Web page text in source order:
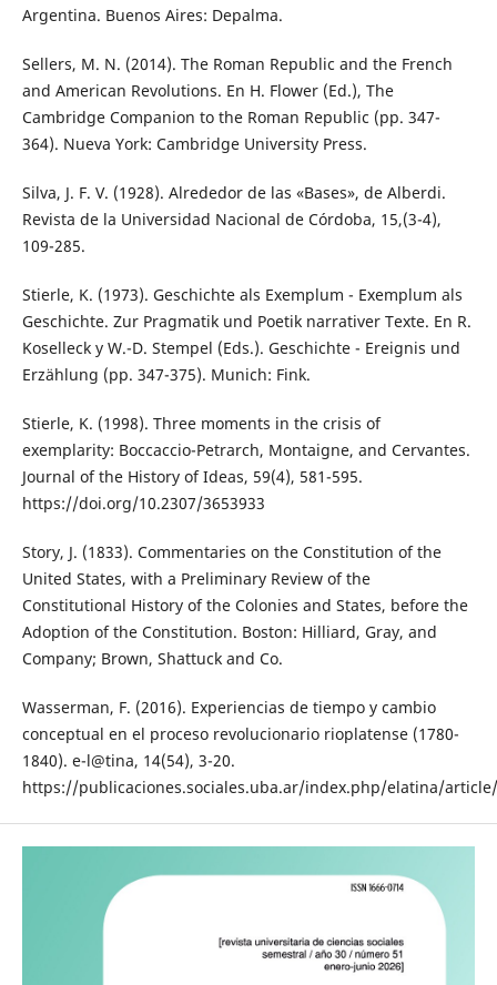
Argentina. Buenos Aires: Depalma.
Sellers, M. N. (2014). The Roman Republic and the French
and American Revolutions. En H. Flower (Ed.), The
Cambridge Companion to the Roman Republic (pp. 347-
364). Nueva York: Cambridge University Press.
Silva, J. F. V. (1928). Alrededor de las «Bases», de Alberdi.
Revista de la Universidad Nacional de Córdoba, 15,(3-4),
109-285.
Stierle, K. (1973). Geschichte als Exemplum - Exemplum als
Geschichte. Zur Pragmatik und Poetik narrativer Texte. En R.
Koselleck y W.-D. Stempel (Eds.). Geschichte - Ereignis und
Erzählung (pp. 347-375). Munich: Fink.
Stierle, K. (1998). Three moments in the crisis of
exemplarity: Boccaccio-Petrarch, Montaigne, and Cervantes.
Journal of the History of Ideas, 59(4), 581-595.
https://doi.org/10.2307/3653933
Story, J. (1833). Commentaries on the Constitution of the
United States, with a Preliminary Review of the
Constitutional History of the Colonies and States, before the
Adoption of the Constitution. Boston: Hilliard, Gray, and
Company; Brown, Shattuck and Co.
Wasserman, F. (2016). Experiencias de tiempo y cambio
conceptual en el proceso revolucionario rioplatense (1780-
1840). e-l@tina, 14(54), 3-20.
https://publicaciones.sociales.uba.ar/index.php/elatina/